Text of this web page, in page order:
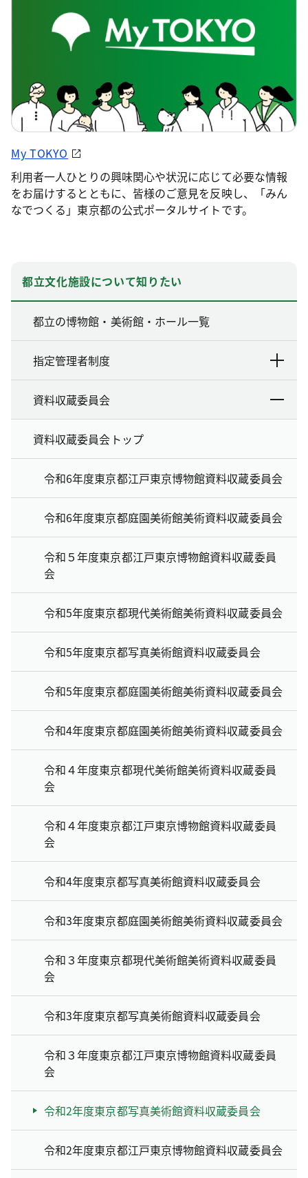
My TOKYO
利用者一人ひとりの興味関心や状況に応じて必要な情報
をお届けするとともに、皆様のご意見を反映し、「みん
なでつくる」東京都の公式ポータルサイトです。
都立文化施設について知りたい
都立の博物館・美術館・ホール一覧
指定管理者制度
資料収蔵委員会
資料収蔵委員会トップ
令和6年度東京都江戸東京博物館資料収蔵委員会
令和6年度東京都庭園美術館美術資料収蔵委員会
令和５年度東京都江戸東京博物館資料収蔵委員
会
令和5年度東京都現代美術館美術資料収蔵委員会
令和5年度東京都写真美術館資料収蔵委員会
令和5年度東京都庭園美術館美術資料収蔵委員会
令和4年度東京都庭園美術館美術資料収蔵委員会
令和４年度東京都現代美術館美術資料収蔵委員
会
令和４年度東京都江戸東京博物館資料収蔵委員
会
令和4年度東京都写真美術館資料収蔵委員会
令和3年度東京都庭園美術館美術資料収蔵委員会
令和３年度東京都現代美術館美術資料収蔵委員
会
令和3年度東京都写真美術館資料収蔵委員会
令和３年度東京都江戸東京博物館資料収蔵委員
会
令和2年度東京都写真美術館資料収蔵委員会
令和2年度東京都江戸東京博物館資料収蔵委員会